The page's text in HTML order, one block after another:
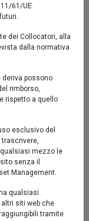
2025
-1 %
0 %
61/UE.
dei Collocatori, alla
dalla normativa
deriva possono
rimborso,
rispetto a quello
esclusivo del
mezzo le
senza il
Management.
qualsiasi
siti web che
tramite